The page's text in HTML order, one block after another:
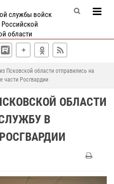
службы войск
области
Псковской области отправились на
части Росгвардии
ОБЛАСТИ
В